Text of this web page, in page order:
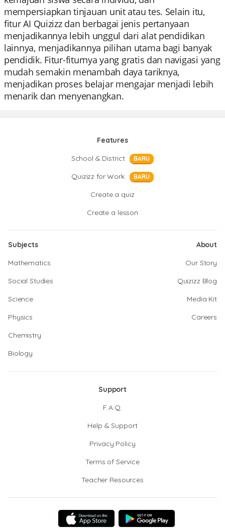
mempersiapkan tinjauan unit atau tes. Selain itu,
fitur AI Quizizz dan berbagai jenis pertanyaan
menjadikannya lebih unggul dari alat pendidikan
lainnya, menjadikannya pilihan utama bagi banyak
pendidik. Fitur-fiturnya yang gratis dan navigasi yang
mudah semakin menambah daya tariknya,
menjadikan proses belajar mengajar menjadi lebih
menarik dan menyenangkan.
Features
School & District
BARU
Quizizz for Work BARU
Create a quiz
Create a lesson
Subjects
Mathematics
Social Studies
Science
Physics
Chemistry
Biology
About
Our Story
Quizizz Blog
Media Kit
Careers
Support
F.A.Q.
Help & Support
Privacy Policy
Terms of Service
Teacher Resources